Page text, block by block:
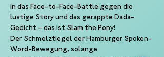
in das Face-to-Face-Battle gegen die
lustige Story und das gerappte Dada-
Gedicht – das ist Slam the Pony!
Der Schmelztiegel der Hamburger Spoken-
Word-Bewegung, solange